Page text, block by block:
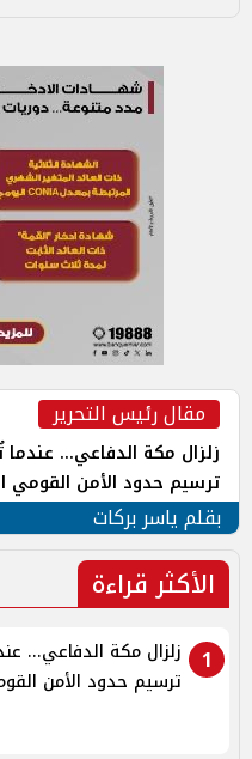
مقال رئيس التحرير
زلزال مكة الدفاعي...
ترسيم حدود الأمن القومي
بقلم ياسر بركات
الأكثر قراءة
1
زلزال مكة الدفاعي...
ترسيم حدود الأمن